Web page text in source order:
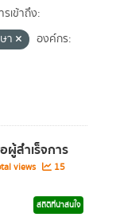
รเข้าถึง:
า
องค์กร:
สำเร็จการ
views
15
สถิติที่น่าสนใจ